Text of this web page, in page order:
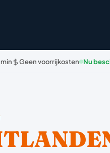
Geen voorrijkosten Nu